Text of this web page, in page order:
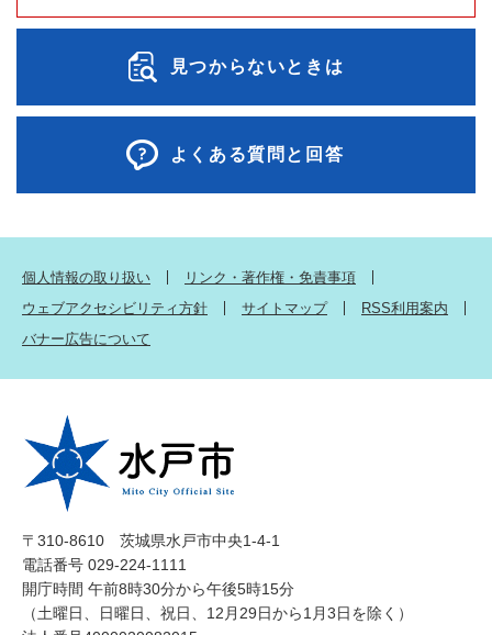
見つからないときは
よくある質問と回答
個人情報の取り扱い
リンク・著作権・免責事項
ウェブアクセシビリティ方針
サイトマップ
RSS利用案内
バナー広告について
〒310-8610 茨城県水戸市中央1-4-1
電話番号 029-224-1111
開庁時間 午前8時30分から午後5時15分
（土曜日、日曜日、祝日、12月29日から1月3日を除く）